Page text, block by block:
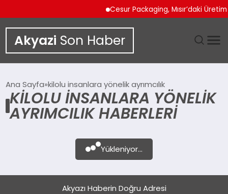
Cesur Packaging, Mısır’daki
Akyazi Son Haber
SIYASET
Ana Sayfa kilolu insanlara yönelik ayrımcılık
KILOLU INSANLARA YÖNELIK
AYRIMCILIK HABERLERI
Yükleniyor...
Akyazı Haberin Doğru Adresi